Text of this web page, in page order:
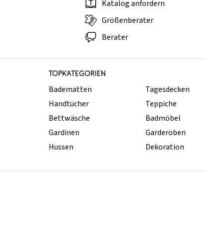
Katalog anfordern
Größenberater
Berater
TOPKATEGORIEN
Badematten
Handtücher
Bettwäsche
Gardinen
Hussen
Tagesdecken
Teppiche
Badmöbel
Garderoben
Dekoration